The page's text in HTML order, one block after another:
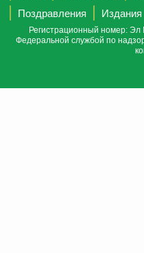
Поздравления
Издания
Регистрационный номер: Эл
Федеральной службой по